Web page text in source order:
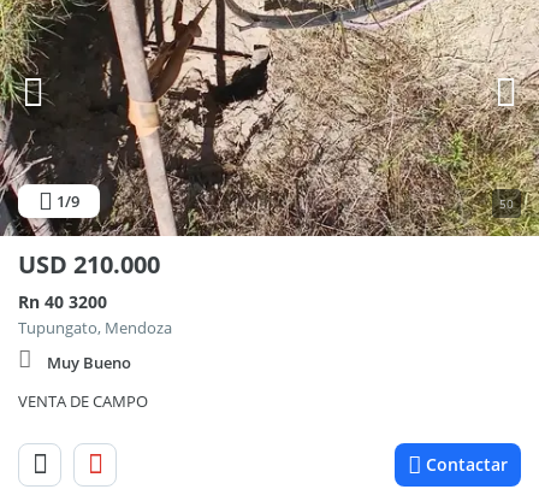
1/9 50
USD 210.000
Rn 40 3200
Tupungato, Mendoza
Muy Bueno
VENTA DE CAMPO
Contactar